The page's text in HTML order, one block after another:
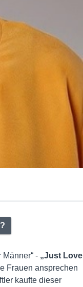
- „Just Love
Frauen ansprechen
kaufte dieser